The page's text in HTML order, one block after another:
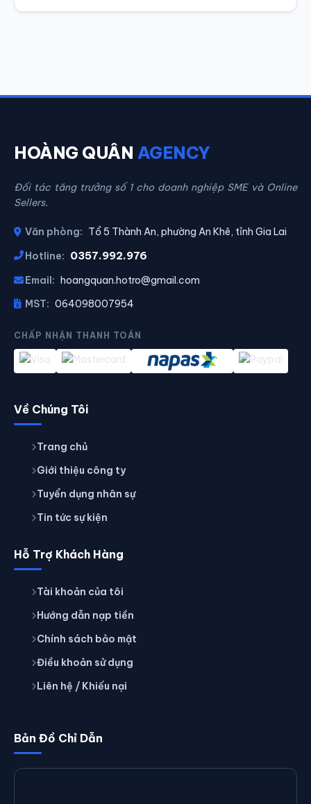
HOÀNG QUÂN AGENCY
Đối tác tăng trưởng số 1 cho doanh nghiệp SME và Online
Sellers.
Văn phòng: Tổ 5 Thành An, phường An Khê, tỉnh Gia Lai
Hotline: 0357.992.976
Email: hoangquan.hotro@gmail.com
MST: 064098007954
CHẤP NHẬN THANH TOÁN
Về Chúng Tôi
Trang chủ
Giới thiệu công ty
Tuyển dụng nhân sự
Tin tức sự kiện
Hỗ Trợ Khách Hàng
Tài khoản của tôi
Hướng dẫn nạp tiền
Chính sách bảo mật
Điều khoản sử dụng
Liên hệ / Khiếu nại
Bản Đồ Chỉ Dẫn